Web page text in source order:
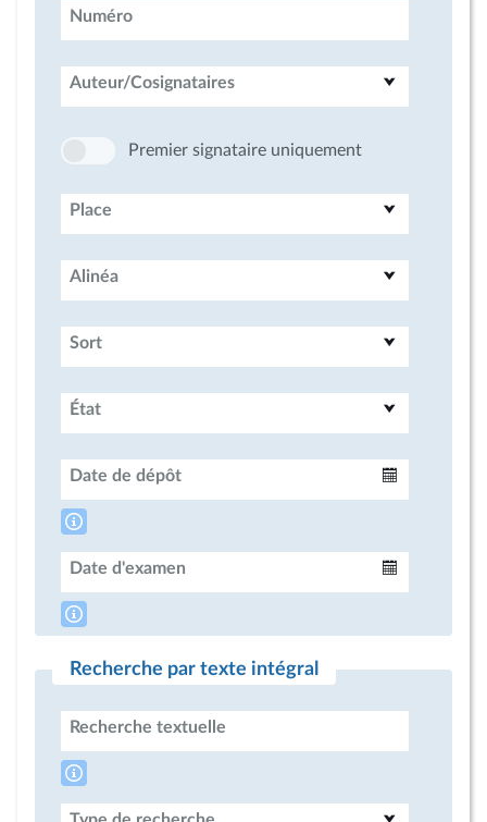
Numéro
Auteur/Cosignataires
Premier signataire uniquement
Place
Alinéa
Sort
État
Date de dépôt
Date d'examen
Recherche par texte intégral
Recherche textuelle